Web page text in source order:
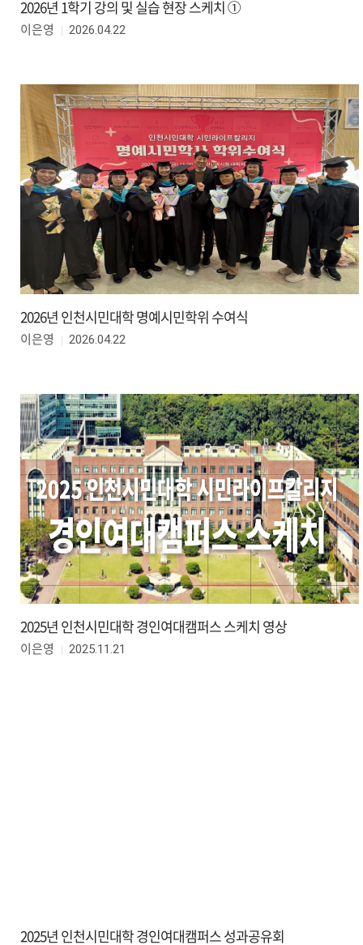
2026년 1학기 강의 및 실습 현장 스케치 ①
이은영 2026.04.22
2026년 인천시민대학 명예시민학위 수여식
이은영 2026.04.22
2025년 인천시민대학 경인여대캠퍼스 스케치 영상
이은영 2025.11.21
2025년 인천시민대학 경인여대캠퍼스 성과공유회